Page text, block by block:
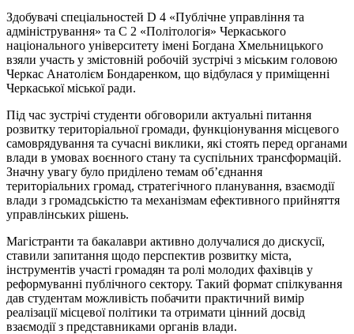
Здобувачі спеціальностей D 4 «Публічне управління та
адміністрування» та С 2 «Політологія» Черкаського
національного університету імені Богдана Хмельницького
взяли участь у змістовній робочій зустрічі з міським головою
Черкас Анатолієм Бондаренком, що відбулася у приміщенні
Черкаської міської ради.
Під час зустрічі студенти обговорили актуальні питання
розвитку територіальної громади, функціонування місцевого
самоврядування та сучасні виклики, які стоять перед органами
влади в умовах воєнного стану та суспільних трансформацій.
Значну увагу було приділено темам об’єднання
територіальних громад, стратегічного планування, взаємодії
влади з громадськістю та механізмам ефективного прийняття
управлінських рішень.
Магістранти та бакалаври активно долучалися до дискусії,
ставили запитання щодо перспектив розвитку міста,
інструментів участі громадян та ролі молодих фахівців у
реформуванні публічного сектору. Такий формат спілкування
дав студентам можливість побачити практичний вимір
реалізації місцевої політики та отримати цінний досвід
взаємодії з представниками органів влади.